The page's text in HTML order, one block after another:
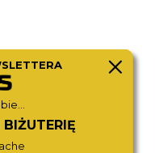
BOSS
1514192